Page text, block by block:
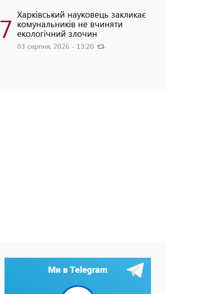
7 Харківський науковець закликає
комунальників не вчиняти
екологічний злочин
03 серпня, 2026 - 13:20